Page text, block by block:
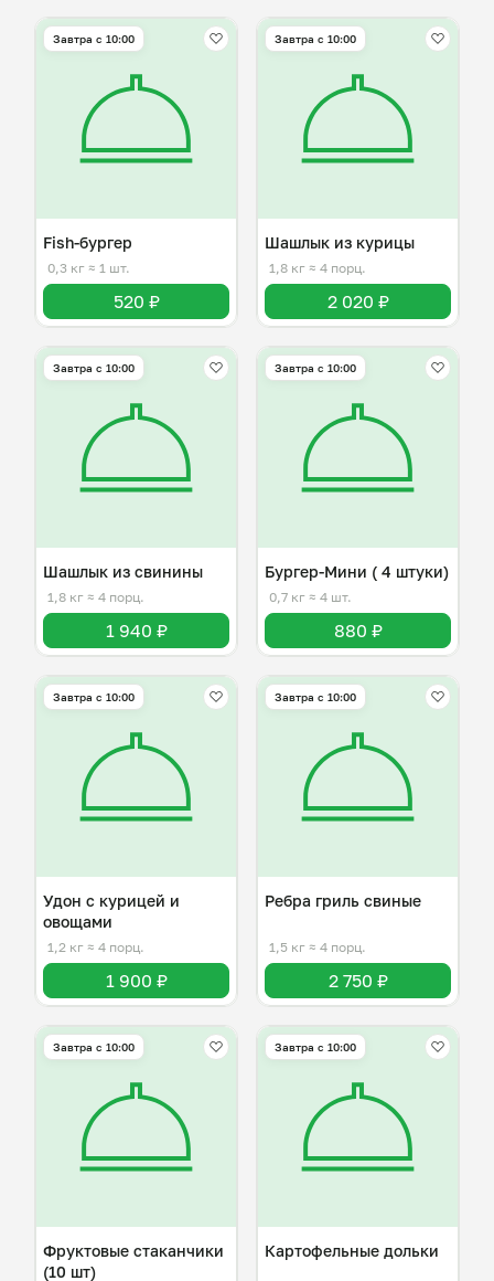
Завтра c 10:00
Fish-бургер
0,3 кг ≈ 1 шт.
520 ₽
Завтра c 10:00
Шашлык из курицы
1,8 кг ≈ 4 порц.
2 020 ₽
Завтра c 10:00
Шашлык из свинины
1,8 кг ≈ 4 порц.
1 940 ₽
Завтра c 10:00
Бургер-Мини ( 4 штуки)
0,7 кг ≈ 4 шт.
880 ₽
Завтра c 10:00
Удон с курицей и
овощами
1,2 кг ≈ 4 порц.
1 900 ₽
Завтра c 10:00
Ребра гриль свиные
1,5 кг ≈ 4 порц.
2 750 ₽
Завтра c 10:00
Фруктовые стаканчики
(10 шт)
Завтра c 10:00
Картофельные дольки